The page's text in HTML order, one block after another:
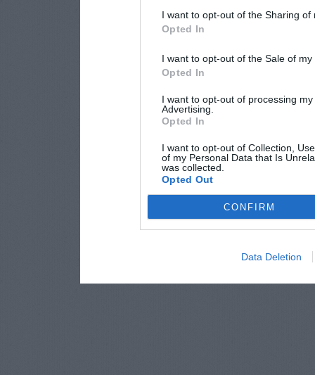
I want to opt-out of the Sharing of
Opted In
I want to opt-out of the Sale of
Opted In
I want to opt-out of processing
Advertising.
Opted In
I want to opt-out of Collection,
of my Personal Data that Is
was collected.
Opted Out
CONFIRM
Data Deletion